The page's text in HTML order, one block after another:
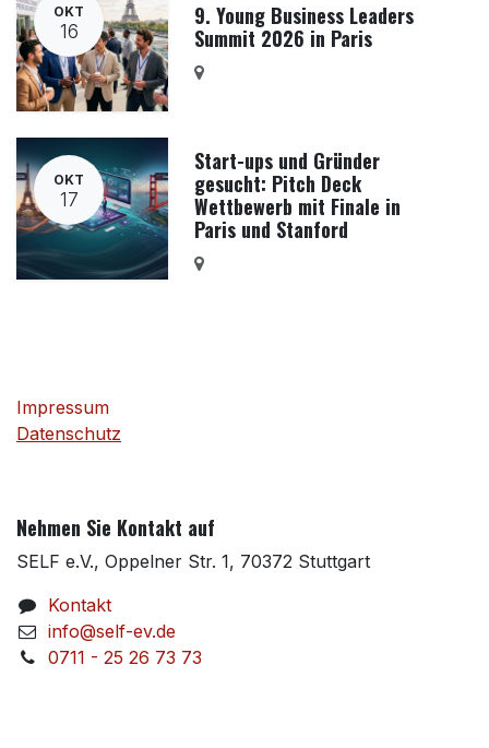
OKT
16
9. Young Business Leaders
Summit 2026 in Paris
OKT
17
Start-ups und Gründer
gesucht: Pitch Deck
Wettbewerb mit Finale in
Paris und Stanford
Impressum
Datenschutz
Nehmen Sie Kontakt auf
SELF e.V., Oppelner Str. 1, 70372 Stuttgart
Kontakt
info@self-ev.de
0711 - 25 26 73 73